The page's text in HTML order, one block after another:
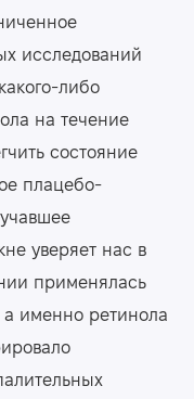
исследований
либо
на течение
состояние
плацебо-
уверяет нас в
применялась
именно ретинола